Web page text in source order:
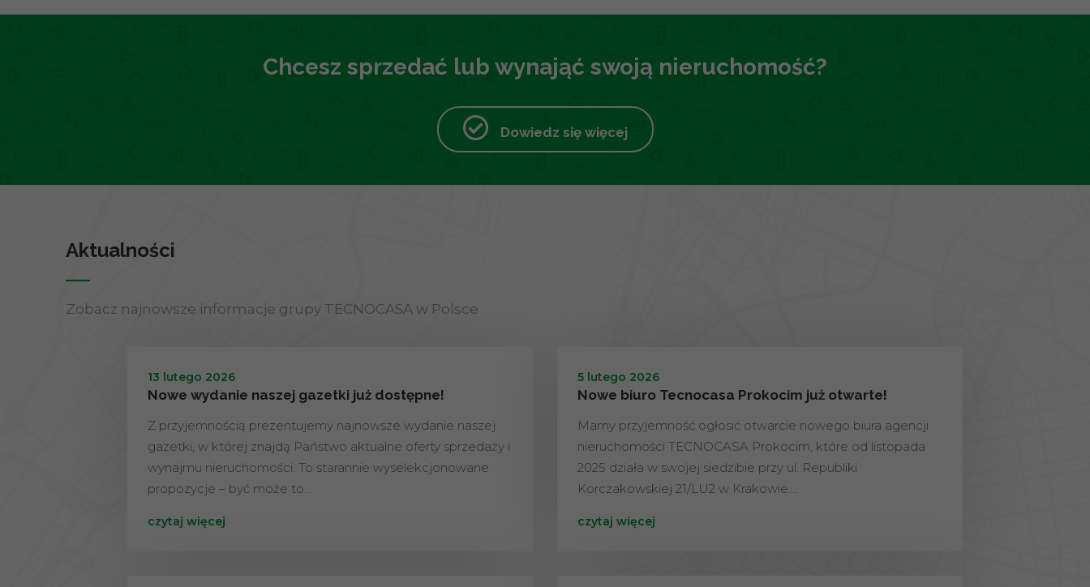
Chcesz sprzedać lub wynająć swoją nieruchomość?
Dowiedz się więcej
Aktualności
Zobacz najnowsze informacje grupy TECNOCASA w Polsce
13 lutego 2026
Nowe wydanie naszej gazetki już dostępne!
Z przyjemnością prezentujemy najnowsze wydanie naszej
gazetki, w której znajdą Państwo aktualne oferty sprzedaży i
wynajmu nieruchomości. To starannie wyselekcjonowane
propozycje – być może to…
czytaj więcej
5 lutego 2026
Nowe biuro Tecnocasa Prokocim już otwarte!
Mamy przyjemność ogłosić otwarcie nowego biura agencji
nieruchomości TECNOCASA Prokocim, które od listopada
2025 działa w swojej siedzibie przy ul. Republiki
Korczakowskiej 21/LU2 w Krakowie.…
czytaj więcej